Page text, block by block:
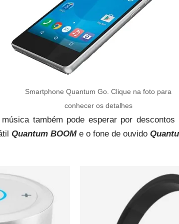
Smartphone Quantum Go. Clique na foto para
conhecer os detalhes
também pode esperar por
Quantum BOOMe o fone de ouvido